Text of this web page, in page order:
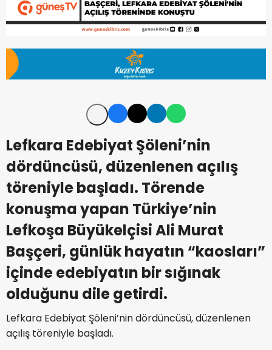
Lefkara Edebiyat Şöleni’nin
dördüncüsü, düzenlenen açılış
töreniyle başladı. Törende
konuşma yapan Türkiye’nin
Lefkoşa Büyükelçisi Ali Murat
Başçeri, günlük hayatın “kaosları”
içinde edebiyatın bir sığınak
olduğunu dile getirdi.
Lefkara Edebiyat Şöleni’nin dördüncüsü, düzenlenen
açılış töreniyle başladı.